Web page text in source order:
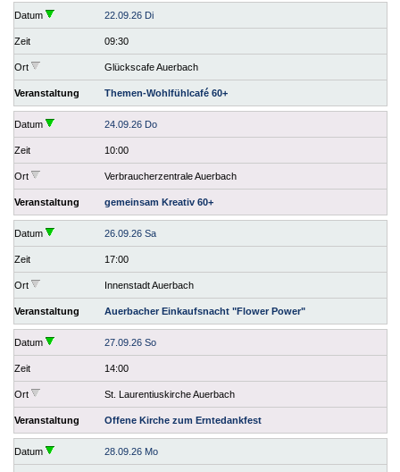
Datum 22.09.26 Di
Zeit 09:30
Ort Glückscafe Auerbach
Veranstaltung Themen-Wohlfühlcafé 60+
Datum 24.09.26 Do
Zeit 10:00
Ort Verbraucherzentrale Auerbach
Veranstaltung gemeinsam Kreativ 60+
Datum 26.09.26 Sa
Zeit 17:00
Ort Innenstadt Auerbach
Veranstaltung Auerbacher Einkaufsnacht "Flower Power"
Datum 27.09.26 So
Zeit 14:00
Ort St. Laurentiuskirche Auerbach
Veranstaltung Offene Kirche zum Erntedankfest
Datum 28.09.26 Mo